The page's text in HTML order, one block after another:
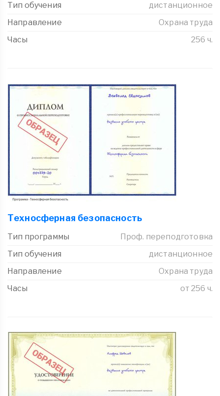
Тип обучения
дистанционное
Направление
Охрана труда
Часы
256 ч.
Техносферная безопасность
Тип программы
Проф. переподготовка
Тип обучения
дистанционное
Направление
Охрана труда
Часы
от 256 ч.